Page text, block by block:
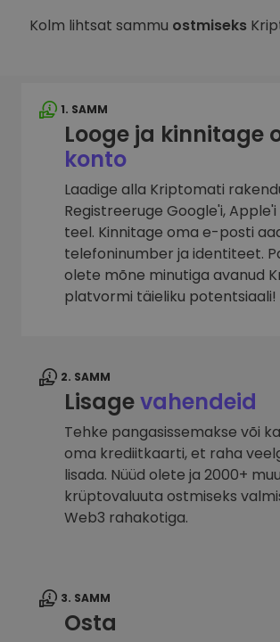
Kolm lihtsat sammu ostmiseks
1. SAMM
Looge ja kinnitage
konto
Laadige alla Kriptomati
Registreeruge Google'i,
teel. Kinnitage oma e-posti
telefoninumber ja identiteet.
olete mõne minutiga avanud
platvormi täieliku potentsiaali!
2. SAMM
Lisagevahendeid
Tehke pangasissemakse või
oma krediitkaarti, et raha
lisada. Nüüd olete ja 2000+ muu
krüptovaluuta ostmiseks
Web3 rahakotiga.
3. SAMM
Osta